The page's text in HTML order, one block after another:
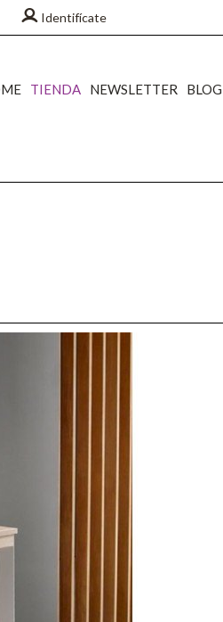
TIENDA NEWSLETTER BLOG
Identifícate